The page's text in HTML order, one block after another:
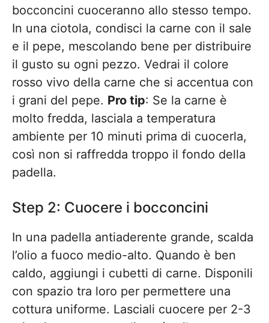
bocconcini cuoceranno allo stesso tempo.
In una ciotola, condisci la carne con il sale
e il pepe, mescolando bene per distribuire
il gusto su ogni pezzo. Vedrai il colore
rosso vivo della carne che si accentua con
i grani del pepe. Pro tip: Se la carne è
molto fredda, lasciala a temperatura
ambiente per 10 minuti prima di cuocerla,
così non si raffredda troppo il fondo della
padella.
Step 2: Cuocere i bocconcini
In una padella antiaderente grande, scalda
l’olio a fuoco medio-alto. Quando è ben
caldo, aggiungi i cubetti di carne. Disponili
con spazio tra loro per permettere una
cottura uniforme. Lasciali cuocere per 2-3